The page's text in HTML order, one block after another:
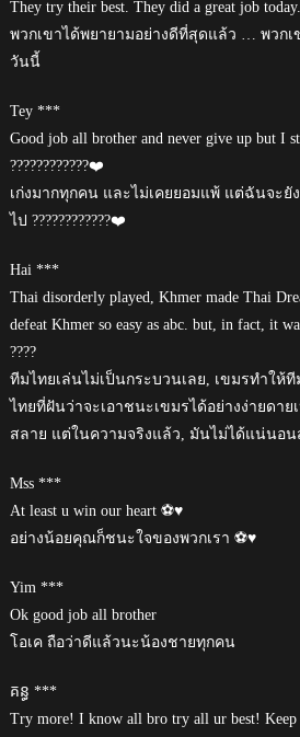
They try their best. They did a great job today.
พวกเขาได้พยายามอย่างดีที่สุดแล้ว … พวกเ
วันนี้
Tey ***
Good job all brother and never give up but I
????????????❤️
เก่งมากทุกคน และไม่เคยยอมแพ้ แต่ฉันจะ
ไป ????????????❤️
Hai ***
Thai disorderly played, Khmer made Thai
defeat Khmer so easy as abc. but, in fact, it
????
ทีมไทยเล่นไม่เป็นกระบวนเลย, เขมรทำให้
ไทยที่ฝันว่าจะเอาชนะเขมรได้อย่างง่ายดาย
สลาย แต่ในความจริงแล้ว, มันไม่ได้แน่นอน
Mss ***
At least u win our heart ⚽️♥️
อย่างน้อยคุณก็ชนะใจของพวกเรา ⚽️♥️
Yim ***
Ok good job all brother
โอเค ถือว่าดีแล้วนะน้องชายทุกคน
គន្ធ ***
Try more! I know all bro try all ur best! Keep